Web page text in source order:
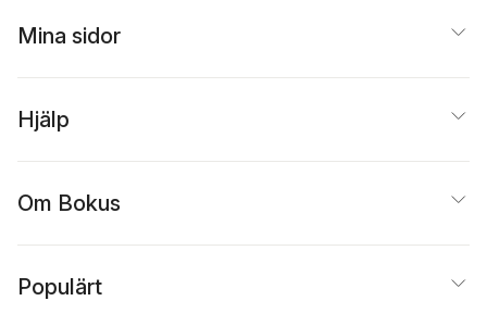
Mina sidor
Hjälp
Om Bokus
Populärt